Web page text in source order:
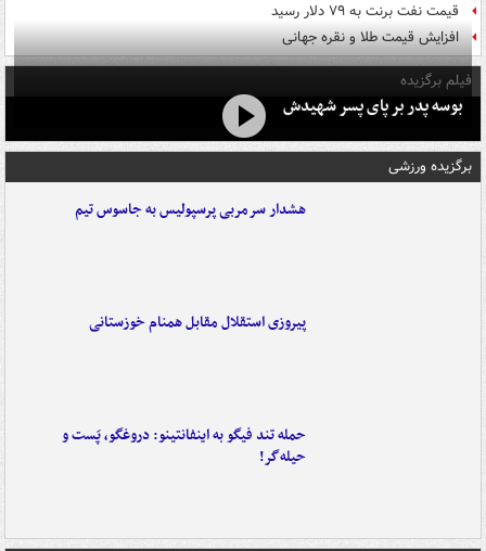
قیمت نفت برنت به ۷۹ دلار رسید
افزایش قیمت طلا و نقره جهانی
فیلم برگزیده
بوسه‌ پدر بر پای پسر شهیدش
برگزیده ورزشی
هشدار سرمربی پرسپولیس به جاسوس تیم
پیروزی استقلال مقابل همنام خوزستانی
حمله تند فیگو به اینفانتینو: دروغگو، پَست‌ و
حیله‌گر!